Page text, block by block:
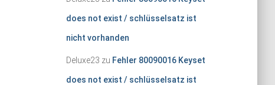
does not exist / schlüsselsatz ist
nicht vorhanden
Deluxe23 zu Fehler 80090016 Keyset
does not exist / schlüsselsatz ist